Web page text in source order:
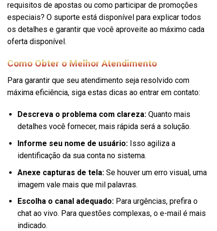
requisitos de apostas ou como participar de promoções
especiais? O suporte está disponível para explicar todos
os detalhes e garantir que você aproveite ao máximo cada
oferta disponível.
Como Obter o Melhor Atendimento
Para garantir que seu atendimento seja resolvido com
máxima eficiência, siga estas dicas ao entrar em contato:
Descreva o problema com clareza:Quanto mais
detalhes você fornecer, mais rápida será a solução.
Informe seu nome de usuário:Isso agiliza a
identificação da sua conta no sistema.
Anexe capturas de tela:Se houver um erro visual, uma
imagem vale mais que mil palavras.
Escolha o canal adequado:Para urgências, prefira o
chat ao vivo. Para questões complexas, o e-mail é mais
indicado.